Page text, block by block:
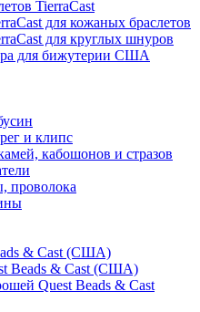
TierraCast
для кожаных браслетов
для круглых шнуров
для бижутерии США
и клипс
кабошонов и стразов
проволока
& Cast (США)
Beads & Cast (США)
Quest Beads & Cast